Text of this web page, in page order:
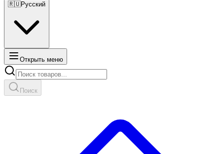
🇷🇺Русский
Открыть меню
Поиск